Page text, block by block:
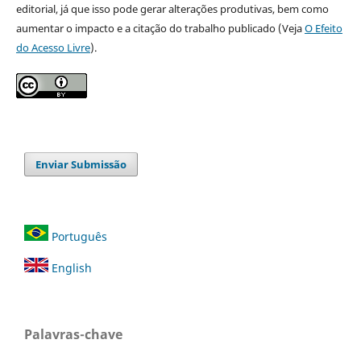
editorial, já que isso pode gerar alterações produtivas, bem como
aumentar o impacto e a citação do trabalho publicado (VejaO Efeito
do Acesso Livre).
Enviar Submissão
Português
English
Palavras-chave